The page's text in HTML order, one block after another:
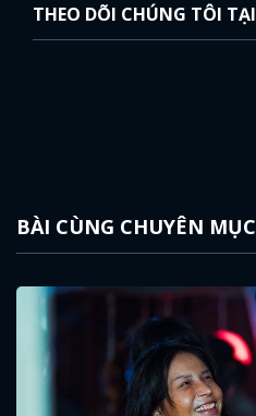
THEO DÕI CHÚNG TÔI TẠI
BÀI CÙNG CHUYÊN MỤC